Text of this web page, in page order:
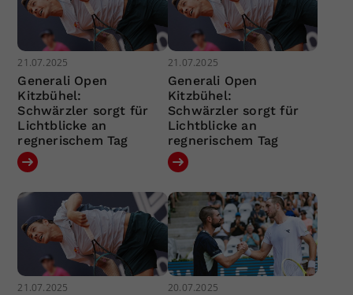
21.07.2025
Generali Open
Kitzbühel:
Schwärzler sorgt für
Lichtblicke an
regnerischem Tag
21.07.2025
Generali Open
Kitzbühel:
Schwärzler sorgt für
Lichtblicke an
regnerischem Tag
21.07.2025 20.07.2025